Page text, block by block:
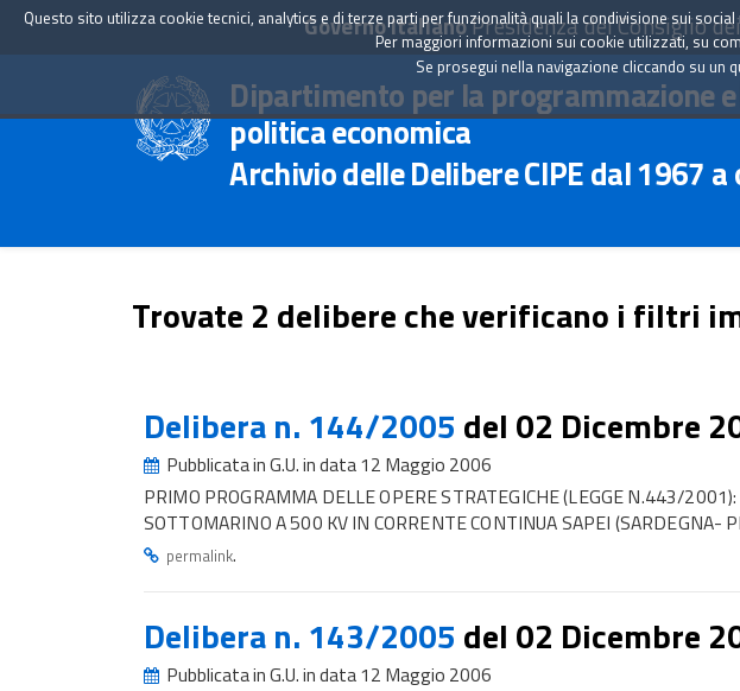
Governo ItalianoPresidenza del Consiglio
Dipartimento per la programmazione
politica economica
Archivio delle Delibere CIPE dal 1967 a
Trovate 2 delibere che verificano i filtri
Delibera n. 144/2005 del 02 Dicembre
Pubblicata in G.U. in data 12 Maggio 2006
PRIMO PROGRAMMA DELLE OPERE STRATEGICHE (LEGGE N.443/
SOTTOMARINO A 500 KV IN CORRENTE CONTINUA SAPEI (SARDEGNA-
permalink.
Delibera n. 143/2005 del 02 Dicembre
Pubblicata in G.U. in data 12 Maggio 2006
Questo sito utilizza cookie tecnici, analytics e di terze parti per funzionalità quali la condivisione sui
Per maggiori informazioni sui cookie utilizzati, su
Se prosegui nella navigazione cliccando su